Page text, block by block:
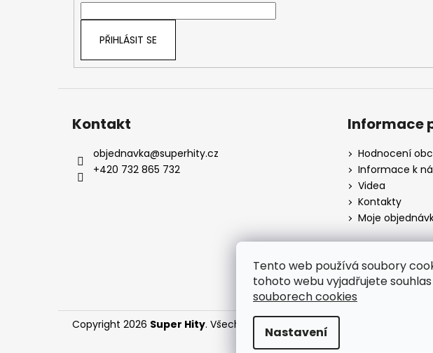
Tento web používá soubory
tohoto webu vyjadřujete
souborech cookies
Nastavení
PŘIHLÁSIT SE
Kontakt
objednavka@superhity.cz
+420 732 865 732
Informace
Hodnocení
Informace k
Videa
Kontakty
Moje
Copyright 2026 Super Hity. Všechna práva vyhrazena.